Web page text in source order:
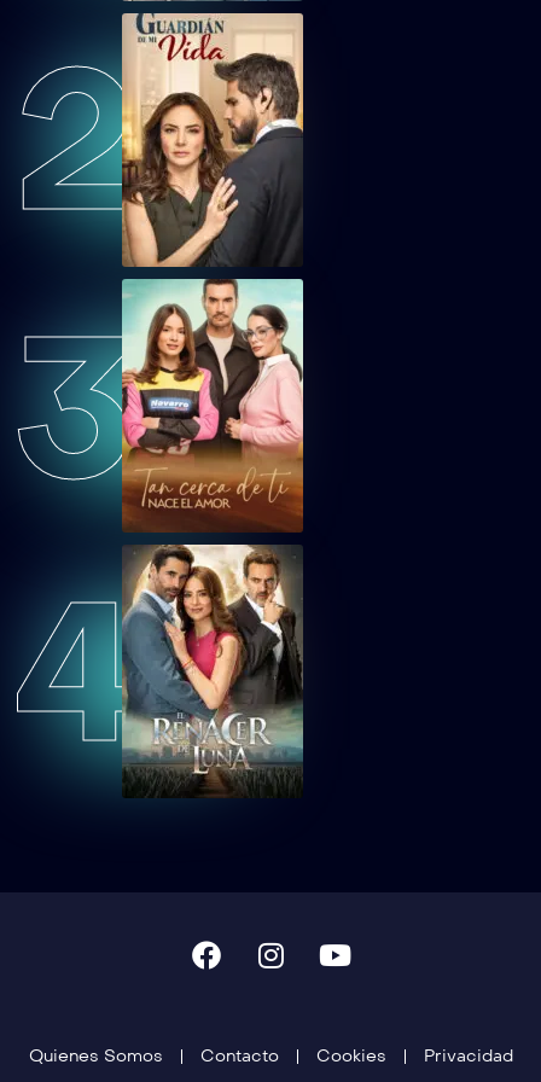
TCDTNEAEP35
Tan cerca de ti, nace el amor Capítulo 35
TCDTNEAEP36
Tan cerca de ti, nace el amor Capítulo 36
TCDTNEAEP37
Tan cerca de ti, nace el amor Capítulo 37
TCDTNEAEP38
Tan cerca de ti, nace el amor Capítulo 38
TCDTNEAEP39
Tan cerca de ti, nace el amor Capítulo 39
TCDTNEAEP40
Tan cerca de ti, nace el amor Capítulo 40
TCDTNEAEP41
Tan cerca de ti, nace el amor Capítulo 41
TCDTNEAEP42
Tan cerca de ti, nace el amor Capítulo 42
TCDTNEAEP43
Tan cerca de ti, nace el amor Capítulo 43
Tan cerca de ti, nace el amor Capítulo 45
2
3
4
Quienes Somos Contacto Cookies Privacidad